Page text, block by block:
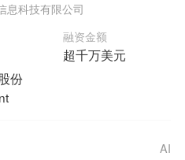
息科技有限公司
融资金额
超千万美元
份
AI